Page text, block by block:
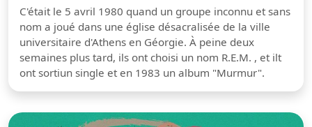
C'était le 5 avril 1980 quand un groupe inconnu et sans
nom a joué dans une église désacralisée de la ville
universitaire d'Athens en Géorgie. À peine deux
semaines plus tard, ils ont choisi un nom R.E.M. , et ilt
ont sortiun single et en 1983 un album "Murmur".